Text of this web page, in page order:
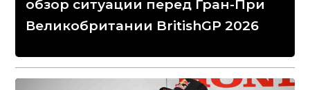
обзор ситуации перед Гран-При
Великобритании BritishGP 2026